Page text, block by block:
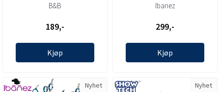
B&B
189,-
Kjøp
Ibanez
299,-
Kjøp
Nyhet Nyhet